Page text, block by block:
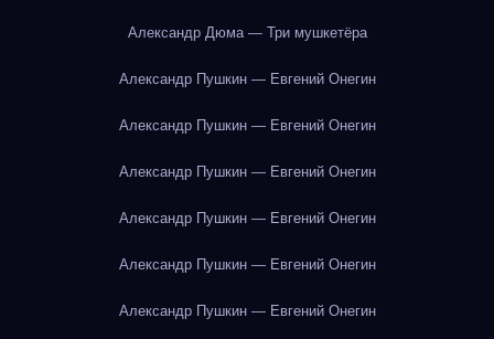
Александр Дюма — Три мушкетёра
Александр Пушкин — Евгений Онегин
Александр Пушкин — Евгений Онегин
Александр Пушкин — Евгений Онегин
Александр Пушкин — Евгений Онегин
Александр Пушкин — Евгений Онегин
Александр Пушкин — Евгений Онегин